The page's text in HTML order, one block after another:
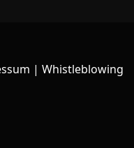
| Whistleblowing